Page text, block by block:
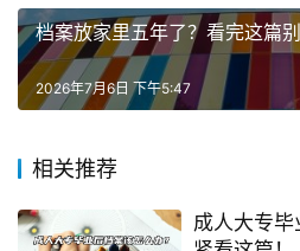
档案放家里五年了？看完这篇
2026年7月6日 下午5:47
相关推荐
成人大专